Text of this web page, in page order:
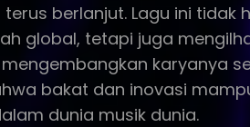
terus berlanjut. Lagu ini
global, tetapi juga
karyanya
bakat dan inovasi
dunia musik dunia.